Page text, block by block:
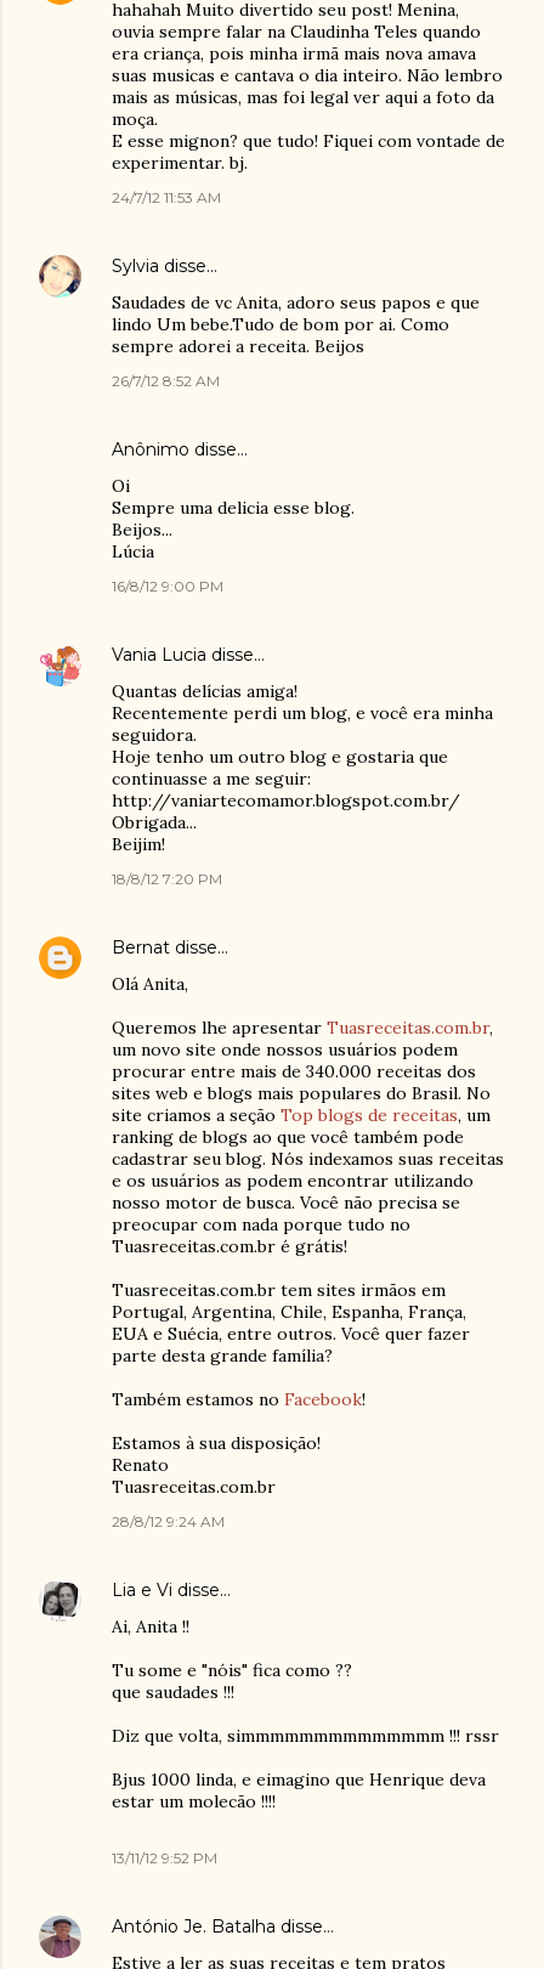
hahahah Muito divertido seu post! Menina,
ouvia sempre falar na Claudinha Teles quando
era criança, pois minha irmã mais nova amava
suas musicas e cantava o dia inteiro. Não lembro
mais as músicas, mas foi legal ver aqui a foto da
moça.
E esse mignon? que tudo! Fiquei com vontade de
experimentar. bj.
24/7/12 11:53 AM
Sylvia disse…
Saudades de vc Anita, adoro seus papos e que
lindo Um bebe.Tudo de bom por ai. Como
sempre adorei a receita. Beijos
26/7/12 8:52 AM
Anônimo disse…
Oi
Sempre uma delicia esse blog.
Beijos...
Lúcia
16/8/12 9:00 PM
Vania Lucia disse…
Quantas delícias amiga!
Recentemente perdi um blog, e você era minha
seguidora.
Hoje tenho um outro blog e gostaria que
continuasse a me seguir:
http://vaniartecomamor.blogspot.com.br/
Obrigada...
Beijim!
18/8/12 7:20 PM
Bernat disse…
Olá Anita,
Queremos lhe apresentar Tuasreceitas.com.br,
um novo site onde nossos usuários podem
procurar entre mais de 340.000 receitas dos
sites web e blogs mais populares do Brasil. No
site criamos a seção Top blogs de receitas, um
ranking de blogs ao que você também pode
cadastrar seu blog. Nós indexamos suas receitas
e os usuários as podem encontrar utilizando
nosso motor de busca. Você não precisa se
preocupar com nada porque tudo no
Tuasreceitas.com.br é grátis!
Tuasreceitas.com.br tem sites irmãos em
Portugal, Argentina, Chile, Espanha, França,
EUA e Suécia, entre outros. Você quer fazer
parte desta grande família?
Também estamos no Facebook!
Estamos à sua disposição!
Renato
Tuasreceitas.com.br
28/8/12 9:24 AM
Lia e Vi disse…
Ai, Anita !!
Tu some e "nóis" fica como ??
que saudades !!!
Diz que volta, simmmmmmmmmmmmmm !!! rssr
Bjus 1000 linda, e eimagino que Henrique deva
estar um molecão !!!!
13/11/12 9:52 PM
António Je. Batalha disse…
Estive a ler as suas receitas e tem pratos